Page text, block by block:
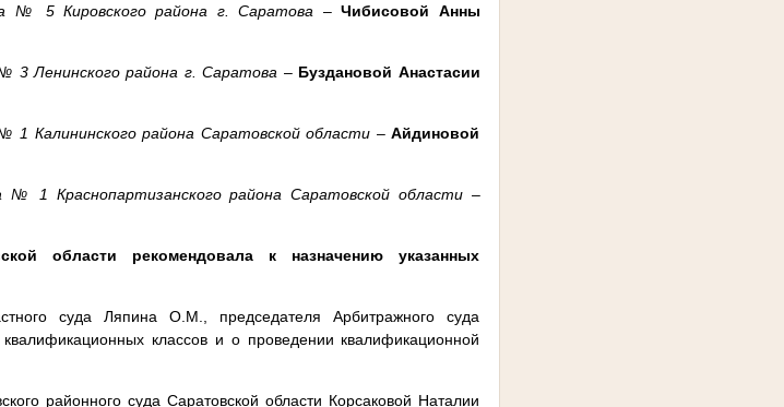
№ 5 Кировского района г. Саратова –Чибисовой Анны
3 Ленинского района г. Саратова – Буздановой Анастасии
1 Калининского района Саратовской области –Айдиновой
№ 1 Краснопартизанского района Саратовской области–
области рекомендовала к назначению указанных
суда Ляпина О.М., председателя Арбитражного суда
классов и о проведении квалификационной
районного суда Саратовской области Корсаковой Наталии